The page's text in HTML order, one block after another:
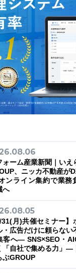
ォーム産業新聞｜いえ
、ニッカ不動産が
ンライン集約で業務
へ
31(月)共催セミナー】
・広告だけに頼らない
客へ― SNS×SEO・
「自社で集める力」―
ぶGROUP